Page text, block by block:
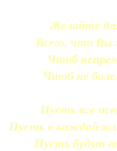
Желайте
Всего, что Вы
Чтоб
Чтоб не
Пусть все
Пусть в каждой
Пусть будут